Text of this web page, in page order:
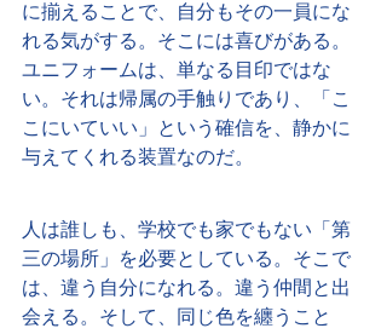
に揃えることで、自分もその一員にな
れる気がする。そこには喜びがある。
ユニフォームは、単なる目印ではな
い。それは帰属の手触りであり、「こ
こにいていい」という確信を、静かに
与えてくれる装置なのだ。
人は誰しも、学校でも家でもない「第
三の場所」を必要としている。そこで
は、違う自分になれる。違う仲間と出
会える。そして、同じ色を纏うこと